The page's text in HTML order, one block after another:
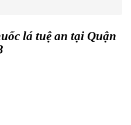
lá tuệ an tại Quận